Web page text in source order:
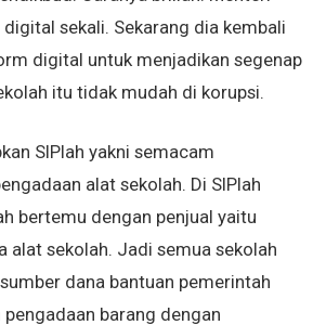
sekali. Sekarang dia kembali
digital untuk menjadikan segenap
itu tidak mudah di korupsi.
SIPlah yakni semacam
alat sekolah. Di SIPlah
bertemu dengan penjual yaitu
alat sekolah. Jadi semua sekolah
dana bantuan pemerintah
barang dengan